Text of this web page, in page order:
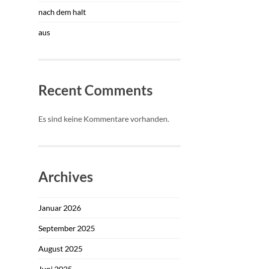
nach dem halt
aus
Recent Comments
Es sind keine Kommentare vorhanden.
Archives
Januar 2026
September 2025
August 2025